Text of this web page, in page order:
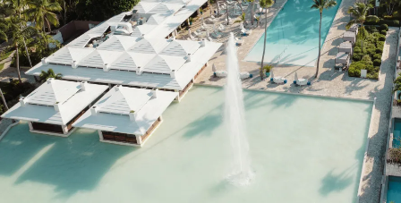
Accedere solo con l’email
Non ti sei ancora registrato ?
Approfitta dei vantaggi di fare parte di